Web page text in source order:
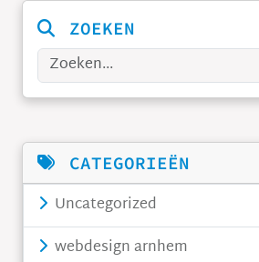
ZOEKEN
Zoeken
CATEGORIEËN
Uncategorized
webdesign arnhem